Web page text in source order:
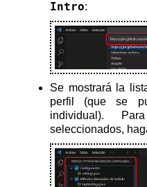
Intro:
Se mostrará la
perfil (que se
individual).
seleccionados,